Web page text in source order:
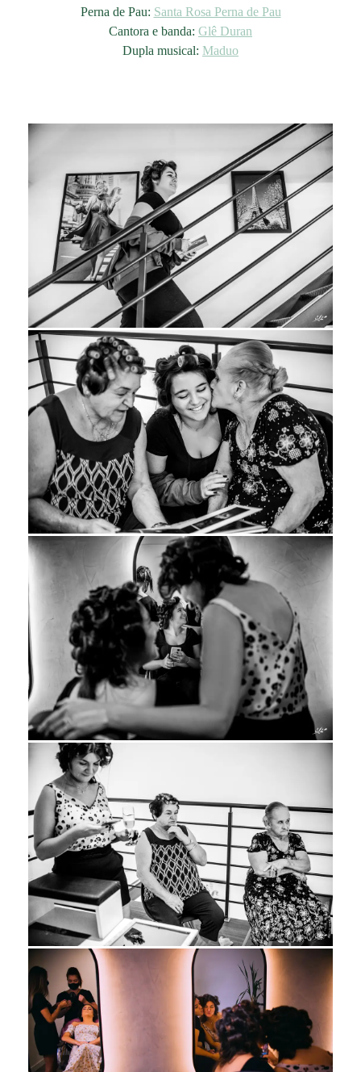
Perna de Pau: Santa Rosa Perna de Pau
Cantora e banda: Glê Duran
Dupla musical: Maduo